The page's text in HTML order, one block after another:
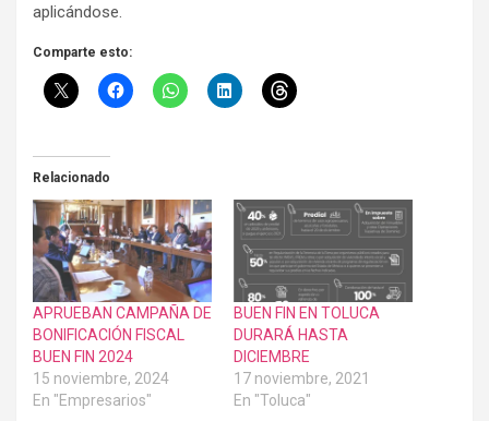
aplicándose.
Comparte esto:
Relacionado
APRUEBAN CAMPAÑA DE
BONIFICACIÓN FISCAL
BUEN FIN 2024
15 noviembre, 2024
En "Empresarios"
BUEN FIN EN TOLUCA
DURARÁ HASTA
DICIEMBRE
17 noviembre, 2021
En "Toluca"